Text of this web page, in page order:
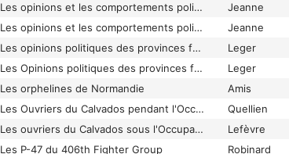
Les opinions et les comportements politiques en Seine-Inférieure sous l'Occupation allemande (1940-1944)
Jeanne
Les opinions et les comportements politiques en Seine-Inférieure sous l’Occupation allemande, juin 1940-avril 1944
Jeanne
Les opinions politiques des provinces françaises : caractères principaux des divers partis politiques français et "géographie électorale" de la France : examen comparé des résultats des élections législatives des 22-29 avril 1928 et 1er-8 mai 1932
Leger
Les Opinions politiques des provinces françaises : Les partis politiques : Géographie électorale
Leger
Les orphelines de Normandie
Amis
Les Ouvriers du Calvados pendant l'Occupation. Une classe sous l'éteignoir
Quellien
Les ouvriers du Calvados sous l'Occupation allemande
Lefèvre
Les P-47 du 406th Fighter Group
Robinard